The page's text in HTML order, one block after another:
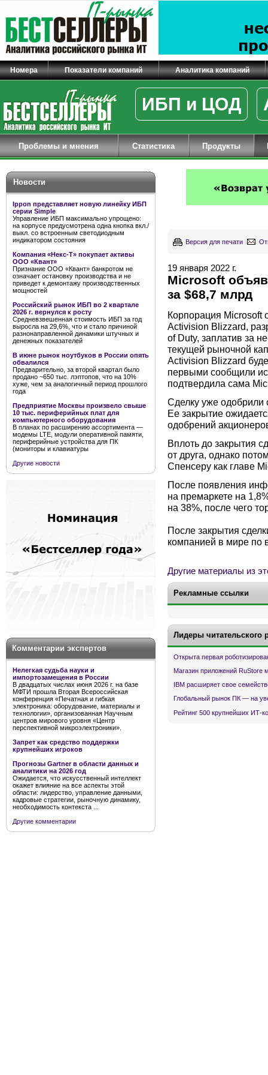
Номера Показатели компаний Аналитика компаний
ИБП и ЦОД
Проблемы и мнения Статистика Продукты
Новости
Ippon представляет новую линейку ИБП
серии Simple
Управление ИБП максимально упрощено:
на корпусе предусмотрена одна кнопка вкл./
выкл. со встроенным светодиодным
индикатором состояния
Компания «Некс-Т» покупает активы
ООО «Квант»
Признание ООО «Квант» банкротом не
означает остановку производства и не
приведет к демонтажу производственных
мощностей
Российский рынок ИБП во 2 квартале
2026 г. вернулся к росту
Средневзвешенная стоимость ИБП за год
выросла на 29,6%, что и стало причиной
разнонаправленной динамики штучных и
денежных показателей
В июне рынок ноутбуков в России опять
обвалился
Предварительно, за второй квартал было
продано ~650 тыс. лэптопов, что на 10%
хуже, чем за аналогичный период прошлого
года
Предприятие Москвы произвело свыше
10 тыс. периферийных плат для
компьютерного оборудования
В планах по расширению ассортимента —
модемы LTE, модули оперативной памяти,
периферийные устройства для ПК
(мониторы и клавиатуры
Другие новости
Комментарии экспертов
Нелегкая судьба науки и
импортозамещения в России
В двадцатых числах июня 2026 г. на базе
МФТИ прошла Вторая Всероссийская
конференция «Печатная и гибкая
электроника: оборудование, материалы и
технологии», организованная Научным
центров мирового уровня «Центр
перспективной микроэлектроники».
Запрет как средство поддержки
крупнейших игроков
Прогнозы Gartner в области данных и
аналитики на 2026 год
Ожидается, что искусственный интеллект
окажет влияние на все аспекты этой
области: лидерство, управление данными,
кадровые стратегии, рыночную динамику,
необходимость контекста ...
Другие комментарии
Версия для печати
19 января 2022 г.
Microsoft
за $68,7 млрд
Корпорация Microsoft
Activision Blizzard,
of Duty, заплатив за
текущей рыночной
Activision Blizzard
первыми сообщили
подтвердила сама
Сделку уже одобрили
Ее закрытие
одобрений
Вплоть до закрытия
от друга, однако
Спенсеру как главе
После появления
на премаркете на
на 38%, после чего
После закрытия
компанией в мире по
Другие материалы из
Рекламные ссылки
Лидеры читательского
Открыта первая
Магазин приложений RuStore
IBM расширяет свое
Глобальный рынок ПК — на
Рейтинг 500 крупнейших ИТ-